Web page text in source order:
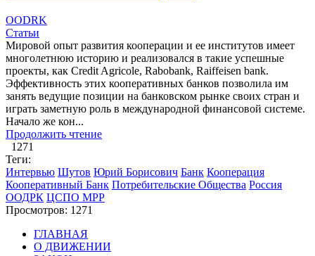
OODRK
Статьи
Мировой опыт развития кооперации и ее институтов имеет
многолетнюю историю и реализовался в такие успешные
проекты, как Credit Agricole, Rabobank, Raiffeisen bank.
Эффективность этих кооперативных банков позволила им
занять ведущие позиции на банковском рынке своих стран и
играть заметную роль в международной финансовой системе.
Начало же кон...
Продолжить чтение
1271
Теги:
Интервью Шутов Юрий Борисович Банк Кооперация
Кооперативный Банк Потребительские Общества Россия
ООДРК ЦСПО МРР
Просмотров: 1271
ГЛАВНАЯ
О ДВИЖЕНИИ